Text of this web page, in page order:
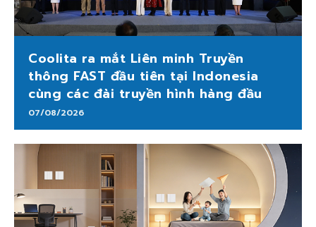
Coolita ra mắt Liên minh Truyền
thông FAST đầu tiên tại Indonesia
cùng các đài truyền hình hàng đầu
07/08/2026